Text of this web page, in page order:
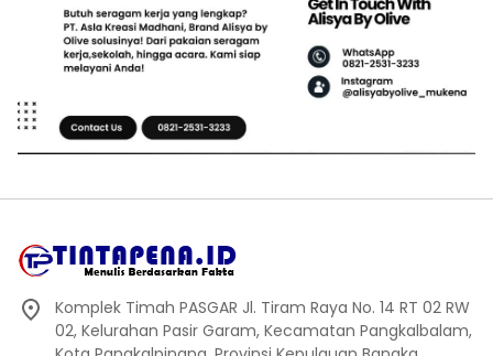
Komplek Timah PASGAR Jl. Tiram Raya No. 14 RT 02 RW
02, Kelurahan Pasir Garam, Kecamatan Pangkalbalam,